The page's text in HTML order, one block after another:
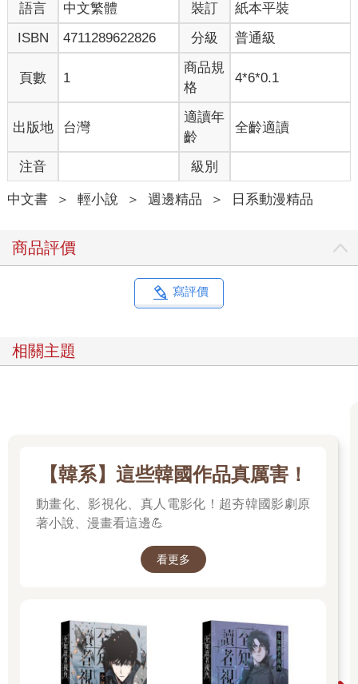
語言 中文繁體 裝訂
紙本平裝
ISBN
4711289622826 分級 普通級
頁數 1
商品規
格
4*6*0.1
出版地 台灣
適讀年
齡
全齡適讀
注音 級別
中文書 ＞ 輕小說 ＞ 週邊精品 ＞ 日系動漫精品
商品評價
寫評價
相關主題
【韓系】這些韓國作品真厲害！
動畫化、影視化、真人電影化！超夯韓國影劇原
著小說、漫畫看這邊💪
看更多